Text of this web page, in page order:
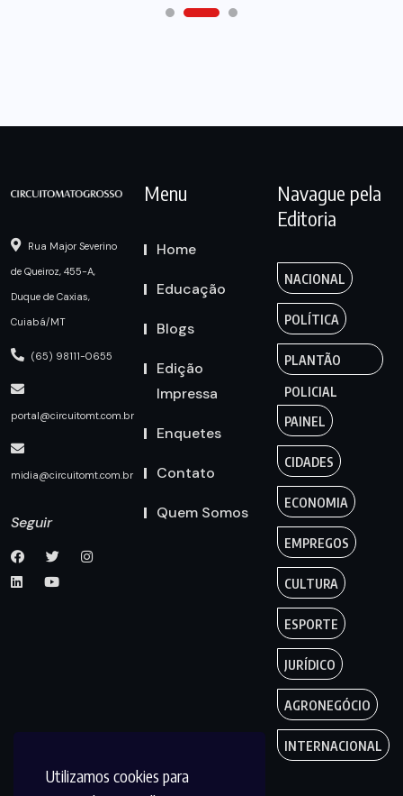
Utilizamos cookies para
Rua Major Severino
de Queiroz, 455-A,
Duque de Caxias,
Cuiabá/MT
(65) 98111-0655
portal@circuitomt.com.br
midia@circuitomt.com.br
Seguir
Menu
Home
Educação
Blogs
Edição
Impressa
Enquetes
Contato
Quem Somos
Navague pela
Editoria
NACIONAL
POLÍTICA
PLANTÃO
POLICIAL
PAINEL
CIDADES
ECONOMIA
EMPREGOS
CULTURA
ESPORTE
JURÍDICO
AGRONEGÓCIO
INTERNACIONAL